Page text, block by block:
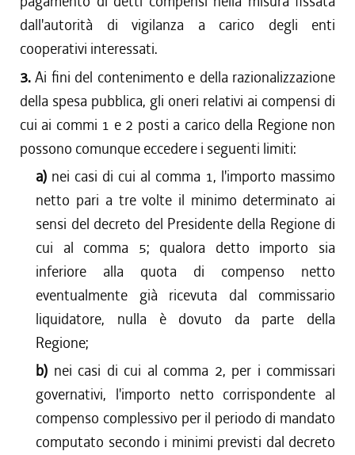
dall'autorità di vigilanza a carico degli enti
cooperativi interessati.
3.Ai fini del contenimento e della razionalizzazione
della spesa pubblica, gli oneri relativi ai compensi di
cui ai commi 1 e 2 posti a carico della Regione non
possono comunque eccedere i seguenti limiti:
a) nei casi di cui al comma 1, l'importo massimo
netto pari a tre volte il minimo determinato ai
sensi del decreto del Presidente della Regione di
cui al comma 5; qualora detto importo sia
inferiore alla quota di compenso netto
eventualmente già ricevuta dal commissario
liquidatore, nulla è dovuto da parte della
Regione;
b) nei casi di cui al comma 2, per i commissari
governativi, l'importo netto corrispondente al
compenso complessivo per il periodo di mandato
computato secondo i minimi previsti dal decreto